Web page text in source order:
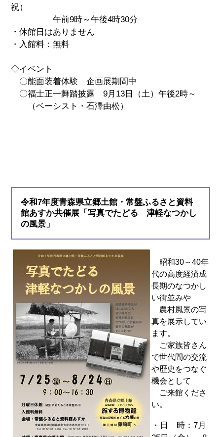
祝）
午前9時～午後4時30分
・休館日はありません
・入館料：無料
◇イベント
〇能面装着体験 企画展期間中
〇福士正一舞踏披露 9月13日（土）午後2時～
（ベーシスト・石澤由松）
令和7年度青森県立郷土館・常盤ふるさと資料
館あすか共催展「写真でたどる 津軽なつかし
の風景」
昭和30～40年
代の高度経済成
長期のなつかし
い街並みや
農村風景の写
真を展示してい
ます。
ご家族皆さん
で世代間の交流
や歴史をつなぐ
機会として
ご来館くださ
い。
・日 時：7月